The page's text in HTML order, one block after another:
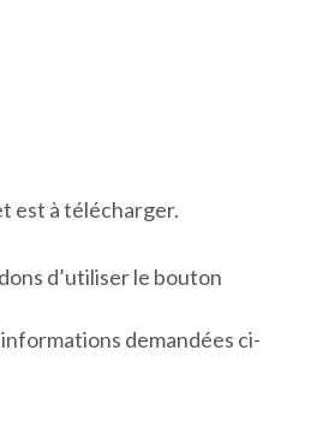
est à télécharger.
d’utiliser le bouton
demandées ci-